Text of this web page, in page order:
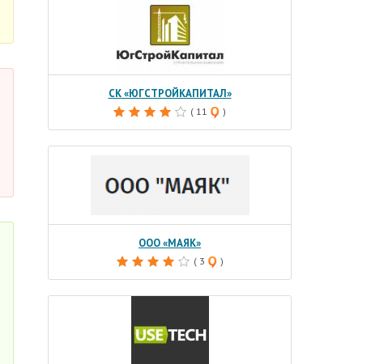
СК «ЮГСТРОЙКАПИТАЛ»
( 11 )
ООО «МАЯК»
( 3 )